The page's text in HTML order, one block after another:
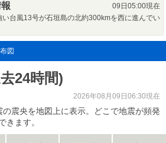
09日05:00現在
い台風13号が石垣島の北約300kmを西に進んでい
図
24時間)
2026年08月09日06:30現在
震央を地図上に表示。どこで地震が頻発
きます。